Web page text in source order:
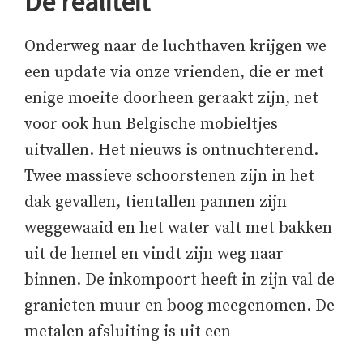
Onderweg naar de luchthaven krijgen we
een update via onze vrienden, die er met
enige moeite doorheen geraakt zijn, net
voor ook hun Belgische mobieltjes
uitvallen. Het nieuws is ontnuchterend.
Twee massieve schoorstenen zijn in het
dak gevallen, tientallen pannen zijn
weggewaaid en het water valt met bakken
uit de hemel en vindt zijn weg naar
binnen. De inkompoort heeft in zijn val de
granieten muur en boog meegenomen. De
metalen afsluiting is uit een